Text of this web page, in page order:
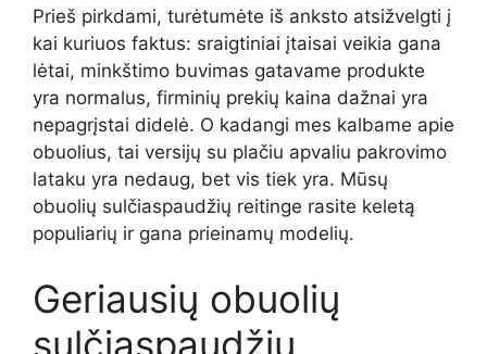
Prieš pirkdami, turėtumėte iš anksto atsižvelgti į
kai kuriuos faktus: sraigtiniai įtaisai veikia gana
lėtai, minkštimo buvimas gatavame produkte
yra normalus, firminių prekių kaina dažnai yra
nepagrįstai didelė. O kadangi mes kalbame apie
obuolius, tai versijų su plačiu apvaliu pakrovimo
lataku yra nedaug, bet vis tiek yra. Mūsų
obuolių sulčiaspaudžių reitinge rasite keletą
populiarių ir gana prieinamų modelių.
Geriausių obuolių
sulčiaspaudžių